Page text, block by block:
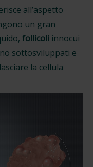
all’aspetto
un gran
follicoli innocui
sottosviluppati e
la cellula